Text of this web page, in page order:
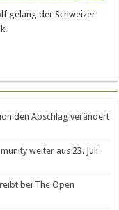
gelang der Schweizer
den Abschlag verändert
weiter aus 23. Juli
bei The Open